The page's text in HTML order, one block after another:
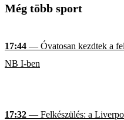
Még több sport
17:44 — Óvatosan kezdtek a
NB I-ben
17:32 — Felkészülés: a